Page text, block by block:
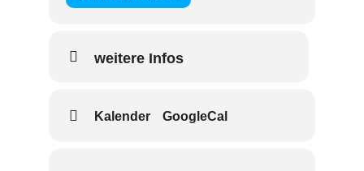
weitere Infos
Kalender GoogleCal